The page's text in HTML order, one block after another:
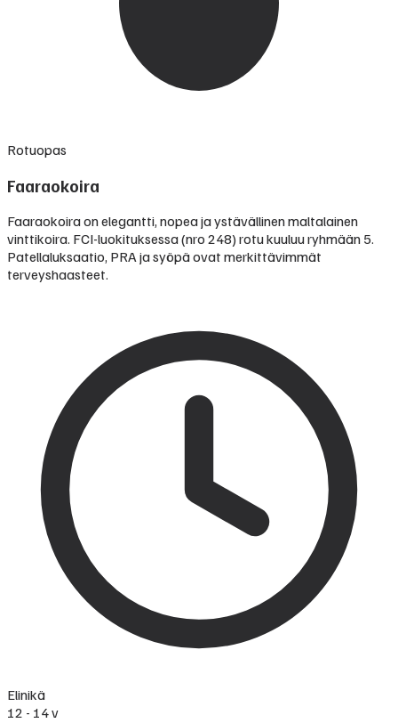
Rotuopas
Faaraokoira
Faaraokoira on elegantti, nopea ja ystävällinen maltalainen
vinttikoira. FCI-luokituksessa (nro 248) rotu kuuluu ryhmään 5.
Patellaluksaatio, PRA ja syöpä ovat merkittävimmät
terveyshaasteet.
Elinikä
12 - 14 v